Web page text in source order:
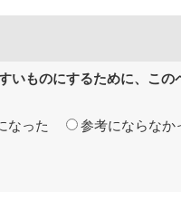
いものにするために、こ
なった 参考にならなか